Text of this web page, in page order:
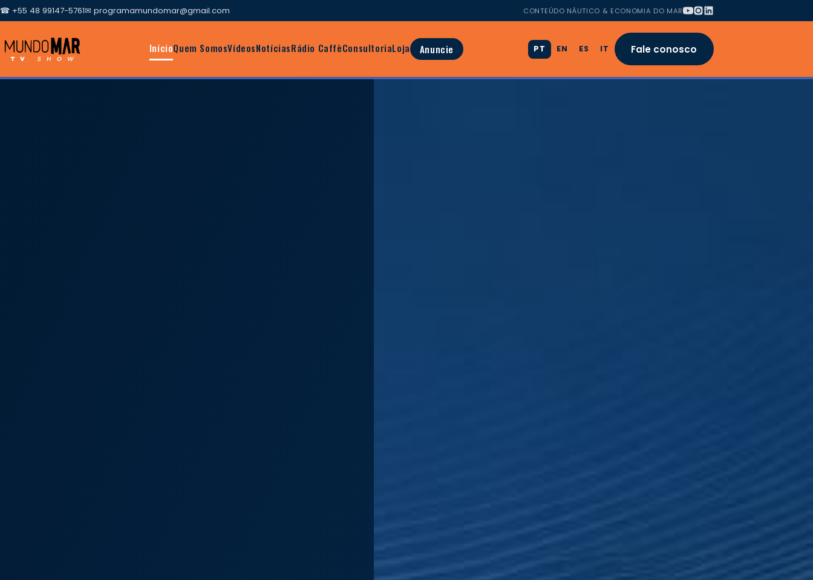
☎ +55 48 99147-5761✉ programamundomar@gmail.com CONTEÚDO NÁUTICO & ECONOMIA DO MAR
InícioQuem SomosVídeosNotíciasRádio CaffèConsultoriaLoja Anuncie PT EN ES IT Fale conosco